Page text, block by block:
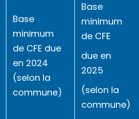
Base
minimum
de CFE due
en 2024
(selon la
commune)
Base
minimum
de CFE
due en
2025
(selon la
commune)